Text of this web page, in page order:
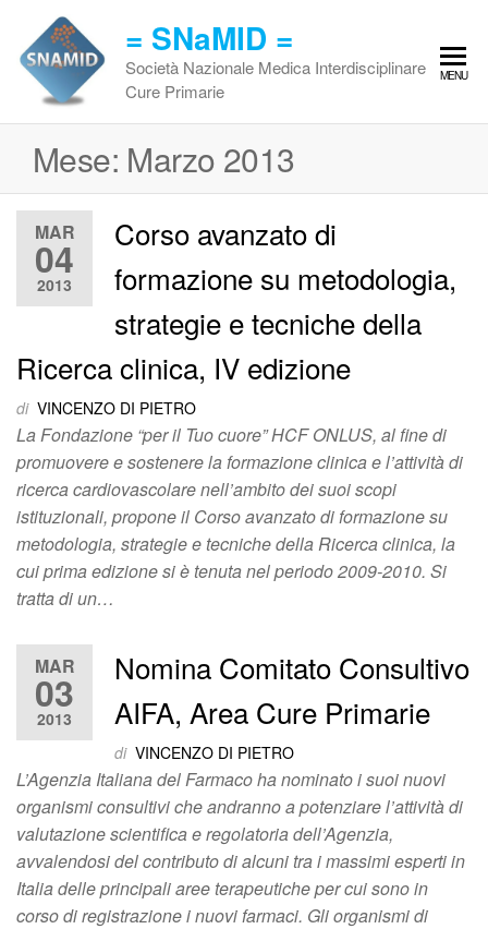
contenuto
= SNaMID =
Società Nazionale Medica Interdisciplinare
Cure Primarie
MENU
Mese: Marzo 2013
MAR
04
2013
Corso avanzato di
formazione su metodologia,
strategie e tecniche della
Ricerca clinica, IV edizione
di VINCENZO DI PIETRO
La Fondazione “per il Tuo cuore” HCF ONLUS, al fine di
promuovere e sostenere la formazione clinica e l’attività di
ricerca cardiovascolare nell’ambito dei suoi scopi
istituzionali, propone il Corso avanzato di formazione su
metodologia, strategie e tecniche della Ricerca clinica, la
cui prima edizione si è tenuta nel periodo 2009-2010. Si
tratta di un…
MAR
03
2013
Nomina Comitato Consultivo
AIFA, Area Cure Primarie
di VINCENZO DI PIETRO
L’Agenzia Italiana del Farmaco ha nominato i suoi nuovi
organismi consultivi che andranno a potenziare l’attività di
valutazione scientifica e regolatoria dell’Agenzia,
avvalendosi del contributo di alcuni tra i massimi esperti in
Italia delle principali aree terapeutiche per cui sono in
corso di registrazione i nuovi farmaci. Gli organismi di